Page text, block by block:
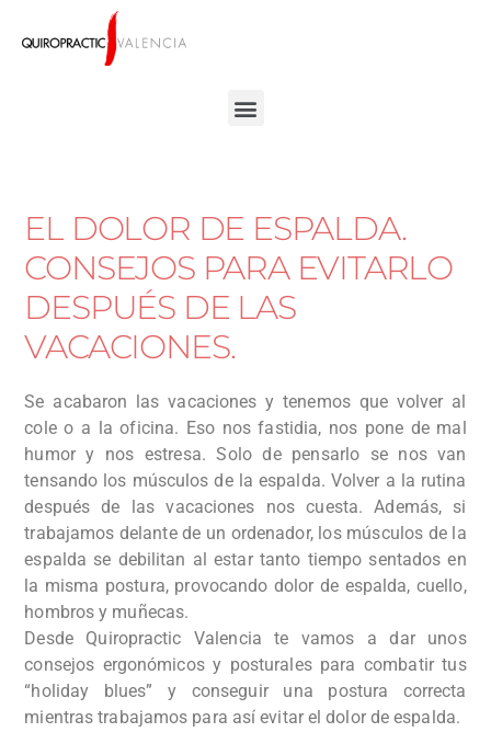
EL DOLOR DE ESPALDA.
CONSEJOS PARA EVITARLO
DESPUÉS DE LAS
VACACIONES.
Se acabaron las vacaciones y tenemos que volver al
cole o a la oficina. Eso nos fastidia, nos pone de mal
humor y nos estresa. Solo de pensarlo se nos van
tensando los músculos de la espalda. Volver a la rutina
después de las vacaciones nos cuesta. Además, si
trabajamos delante de un ordenador, los músculos de la
espalda se debilitan al estar tanto tiempo sentados en
la misma postura, provocando dolor de espalda, cuello,
hombros y muñecas.
Desde Quiropractic Valencia te vamos a dar unos
consejos ergonómicos y posturales para combatir tus
“holiday blues” y conseguir una postura correcta
mientras trabajamos para así­ evitar el dolor de espalda.